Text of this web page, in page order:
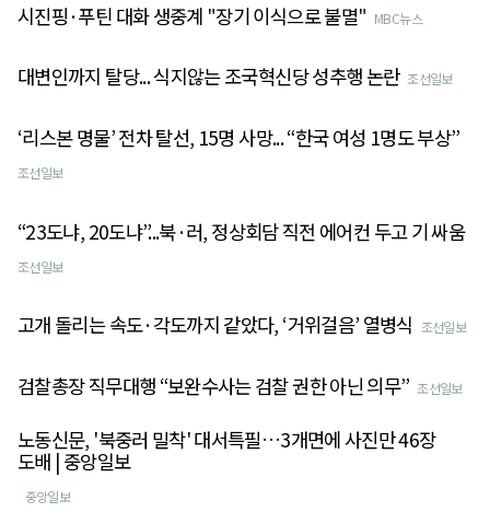
시진핑·푸틴 대화 생중계 "장기 이식으로 불멸" MBC뉴스
대변인까지 탈당... 식지않는 조국혁신당 성추행 논란 조선일보
‘리스본 명물’ 전차 탈선, 15명 사망... “한국 여성 1명도 부상”
조선일보
“23도냐, 20도냐”...북·러, 정상회담 직전 에어컨 두고 기 싸움
조선일보
고개 돌리는 속도·각도까지 같았다, ‘거위걸음’ 열병식 조선일보
검찰총장 직무대행 “보완수사는 검찰 권한 아닌 의무” 조선일보
노동신문, '북중러 밀착' 대서특필…3개면에 사진만 46장
도배 | 중앙일보
중앙일보